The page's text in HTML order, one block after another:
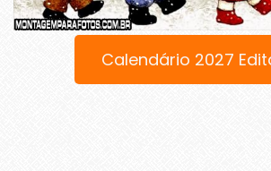
Calendário 2027